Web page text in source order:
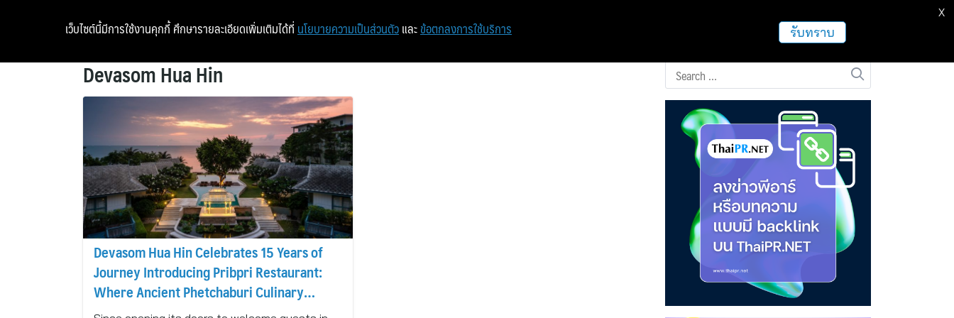
หน้าแรก ท่องเที่ยว ฝากข่าวประชาสัมพันธ์
Devasom Hua Hin
Devasom Hua Hin Celebrates 15 Years of
Journey Introducing Pribpri Restaurant:
Where Ancient Phetchaburi Culinary
Charms Invite You to Taste the Authentic
เว็บไซต์นี้มีการใช้งานคุกกี้ ศึกษารายละเอียดเพิ่มเติมได้ที่ นโยบายความเป็นส่วนตัว และ ข้อตกลงการใช้บริการ รับทราบ
X